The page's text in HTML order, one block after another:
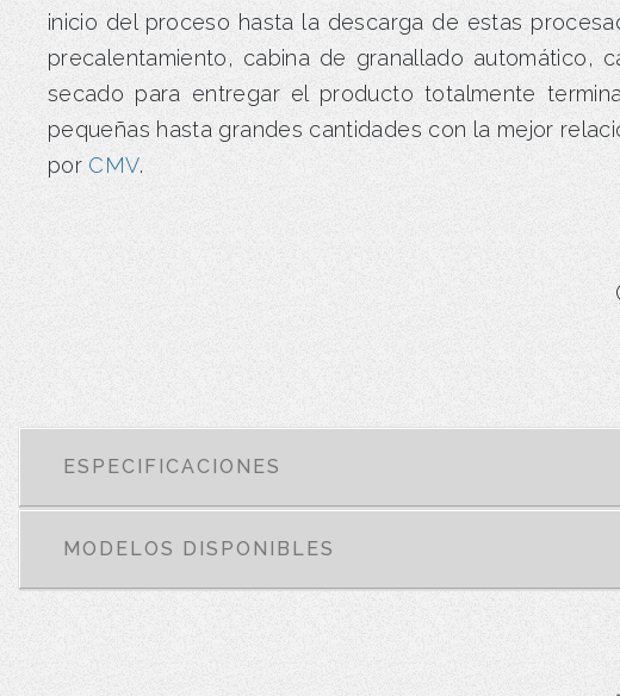
inicio del proceso hasta la descarga de estas
precalentamiento, cabina de granallado automático,
secado para entregar el producto totalmente
pequeñas hasta grandes cantidades con la mejor
por CMV.
ESPECIFICACIONES
MODELOS DISPONIBLES